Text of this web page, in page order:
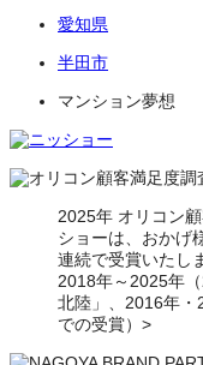
愛知県
半田市
マンション夢想
2025年 オリコン
ショーは、おかげ
連続で受賞いたし
2018年～2025年
北陸」、2016年・
での受賞）>